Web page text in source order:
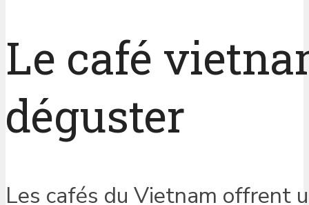
Le café
déguster
Les cafés du Vietnam offrent